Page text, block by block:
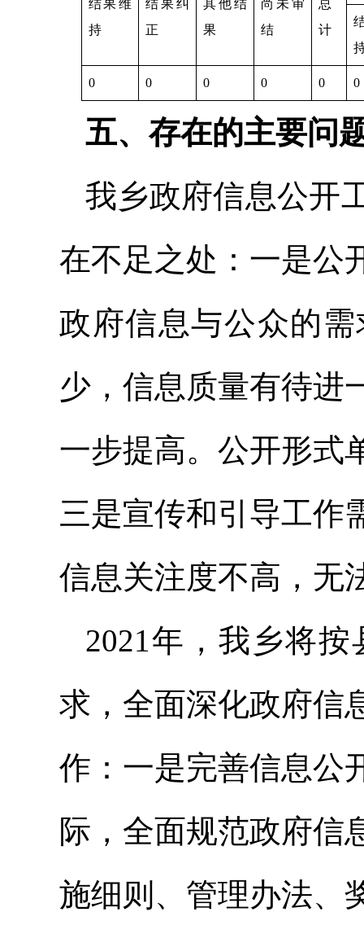
结果维
持
结果纠
正
其他结
果
尚未审
结
总
计
0 0 0 0 0 0
五、存在的主要问
我乡政府信息公开
在不足之处：一是公
政府信息与公众的
少，信息质量有待进
一步提高。公开形式
三是宣传和引导工作
信息关注度不高，无
2021年，我乡将
求，全面深化政府信
作： 一是完善信息公
际，全面规范政府信
施细则、管理办法、